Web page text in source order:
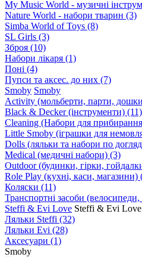
My Music World - музичні
Nature World - набори тварин (3)
Simba World of Toys (8)
SL Girls (3)
Зброя (10)
Набори лікаря (1)
Поні (4)
Пупси та аксес. до них (7)
Smoby Smoby
Аctivity (мольберти, парти,
Black & Decker (інструменти) (11)
Cleaning (Набори для
Little Smoby (іграшки для
Dolls (ляльки та набори по
Medical (медичні набори) (3)
Outdoor (будинки, гірки,
Role Play (кухні, каси, магазини)
Коляски (11)
Транспортні засоби
Steffi & Evi Love Steffi & Evi Love
Ляльки Steffi (32)
Ляльки Evi (28)
Аксесуари (1)
Smoby